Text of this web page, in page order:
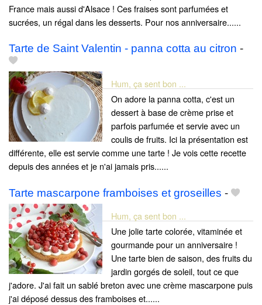
France mais aussi d'Alsace ! Ces fraises sont parfumées et
sucrées, un régal dans les desserts. Pour nos anniversaire......
Tarte de Saint Valentin - panna cotta au citron -
Hum, ça sent bon ...
On adore la panna cotta, c'est un
dessert à base de crème prise et
parfois parfumée et servie avec un
coulis de fruits. Ici la présentation est
différente, elle est servie comme une tarte ! Je vois cette recette
depuis des années et je n'ai jamais pris......
Tarte mascarpone framboises et groseilles -
Hum, ça sent bon ...
Une jolie tarte colorée, vitaminée et
gourmande pour un anniversaire !
Une tarte bien de saison, des fruits du
jardin gorgés de soleil, tout ce que
j'adore. J'ai fait un sablé breton avec une crème mascarpone puis
j'ai déposé dessus des framboises et......